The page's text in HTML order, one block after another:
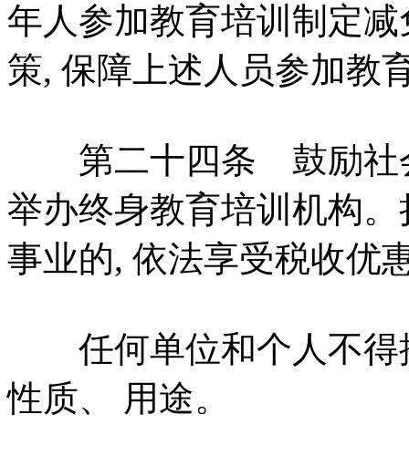
年人参加教育培训制定
策, 保障上述人员参加教
第二十四条 鼓励社会
举办终身教育培训机构
事业的, 依法享受税收优
任何单位和个人不得
性质、 用途。